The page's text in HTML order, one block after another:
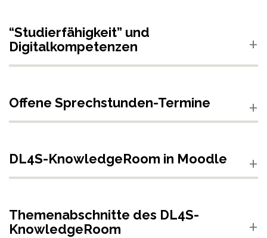
“Studierfähigkeit” und
Digitalkompetenzen
Offene Sprechstunden-Termine
DL4S-KnowledgeRoom in Moodle
Themenabschnitte des DL4S-
KnowledgeRoom